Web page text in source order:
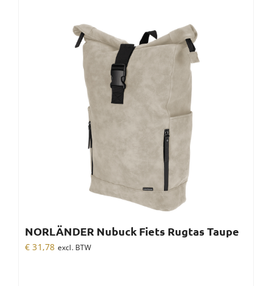
NORLÄNDER Nubuck Fiets Rugtas Taupe
€ 31,78 excl. BTW